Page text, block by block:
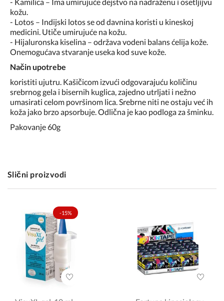
kožu.
- Lotos – Indijski lotos se od davnina koristi u kineskoj
medicini. Utiče umirujuće na kožu.
- Hijaluronska kiselina – održava vodeni balans ćelija kože.
Onemogućava stvaranje useka kod suve kože.
Način upotrebe
koristiti ujutru. Kašičicom izvući odgovarajuću količinu
srebrnog gela i bisernih kuglica, zajedno utrljati i nežno
umasirati celom površinom lica. Srebrne niti ne ostaju već ih
koža jako brzo apsorbuje. Odlična je kao podloga za šminku.
Pakovanje 60g
Slični proizvodi
-15%